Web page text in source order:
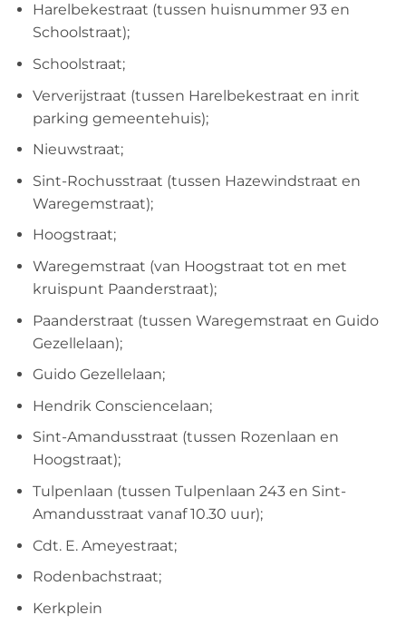
Harelbekestraat (tussen huisnummer 93 en
Schoolstraat);
Schoolstraat;
Ververijstraat (tussen Harelbekestraat en inrit
parking gemeentehuis);
Nieuwstraat;
Sint-Rochusstraat (tussen Hazewindstraat en
Waregemstraat);
Hoogstraat;
Waregemstraat (van Hoogstraat tot en met
kruispunt Paanderstraat);
Paanderstraat (tussen Waregemstraat en Guido
Gezellelaan);
Guido Gezellelaan;
Hendrik Consciencelaan;
Sint-Amandusstraat (tussen Rozenlaan en
Hoogstraat);
Tulpenlaan (tussen Tulpenlaan 243 en Sint-
Amandusstraat vanaf 10.30 uur);
Cdt. E. Ameyestraat;
Rodenbachstraat;
Kerkplein